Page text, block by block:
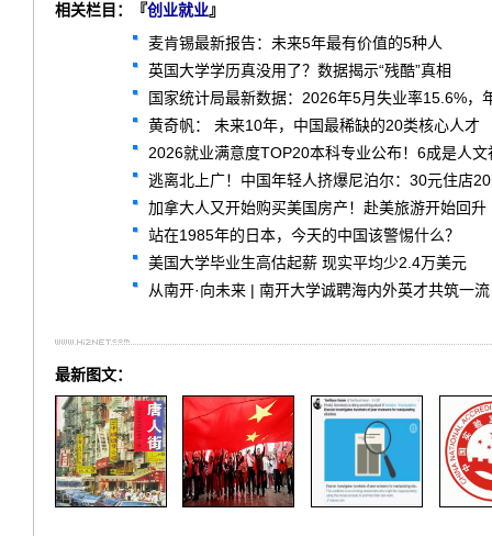
相关栏目：『创业就业』
麦肯锡最新报告：未来5年最有价值的5种人
英国大学学历真没用了？数据揭示“残酷”真相
国家统计局最新数据：2026年5月失业率15.6%，
黄奇帆： 未来10年，中国最稀缺的20类核心人才
2026就业满意度TOP20本科专业公布！6成是人文
逃离北上广！中国年轻人挤爆尼泊尔：30元住店
加拿大人又开始购买美国房产！赴美旅游开始回升
站在1985年的日本，今天的中国该警惕什么？
美国大学毕业生高估起薪 现实平均少2.4万美元
从南开·向未来 | 南开大学诚聘海内外英才共筑一流
最新图文：